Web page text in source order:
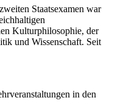
Staatsexamen war
Kulturphilosophie, der
und Wissenschaft. Seit
in den